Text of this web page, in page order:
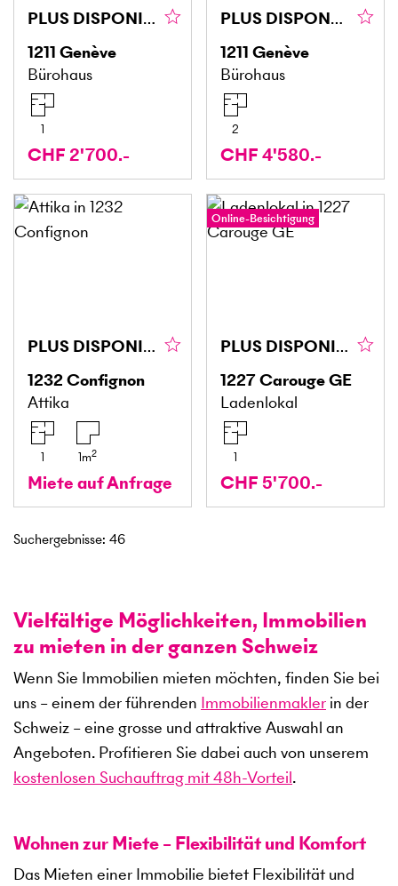
PLUS DISPONIBLE
1211 Genève
Bürohaus
1
CHF 2'700.-
PLUS DISPONBILE
1211 Genève
Bürohaus
2
CHF 4'580.-
PLUS DISPONIBLE
1232Confignon
Attika
1 1m2
Miete auf Anfrage
Online-Besichtigung
PLUS DISPONIBLE
1227Carouge GE
Ladenlokal
1
CHF 5'700.-
Suchergebnisse: 46
Vielfältige Möglichkeiten, Immobilien
zu mieten in der ganzen Schweiz
Wenn Sie Immobilien mieten möchten, finden Sie bei
uns – einem der führenden Immobilienmakler in der
Schweiz – eine grosse und attraktive Auswahl an
Angeboten. Profitieren Sie dabei auch von unserem
kostenlosen Suchauftrag mit 48h-Vorteil.
Wohnen zur Miete – Flexibilität und Komfort
Das Mieten einer Immobilie bietet Flexibilität und